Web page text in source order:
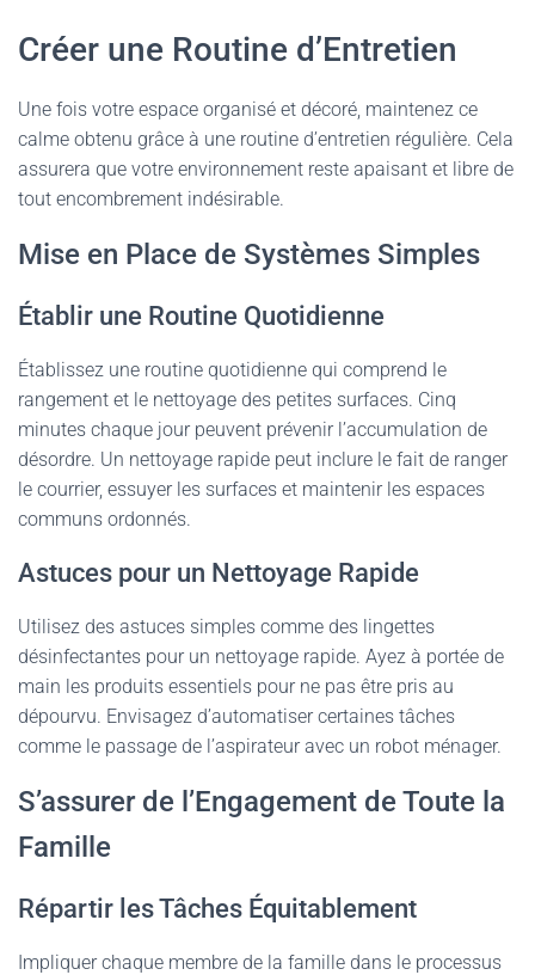
Créer une Routine d’Entretien
Une fois votre espace organisé et décoré, maintenez ce
calme obtenu grâce à une routine d’entretien régulière. Cela
assurera que votre environnement reste apaisant et libre de
tout encombrement indésirable.
Mise en Place de Systèmes Simples
Établir une Routine Quotidienne
Établissez une routine quotidienne qui comprend le
rangement et le nettoyage des petites surfaces. Cinq
minutes chaque jour peuvent prévenir l’accumulation de
désordre. Un nettoyage rapide peut inclure le fait de ranger
le courrier, essuyer les surfaces et maintenir les espaces
communs ordonnés.
Astuces pour un Nettoyage Rapide
Utilisez des astuces simples comme des lingettes
désinfectantes pour un nettoyage rapide. Ayez à portée de
main les produits essentiels pour ne pas être pris au
dépourvu. Envisagez d’automatiser certaines tâches
comme le passage de l’aspirateur avec un robot ménager.
S’assurer de l’Engagement de Toute la
Famille
Répartir les Tâches Équitablement
Impliquer chaque membre de la famille dans le processus